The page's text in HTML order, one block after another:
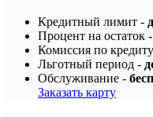
Кредитный лимит -
Процент на остаток -
Комиссия по
Льготный период -
Обслуживание -
Заказать карту